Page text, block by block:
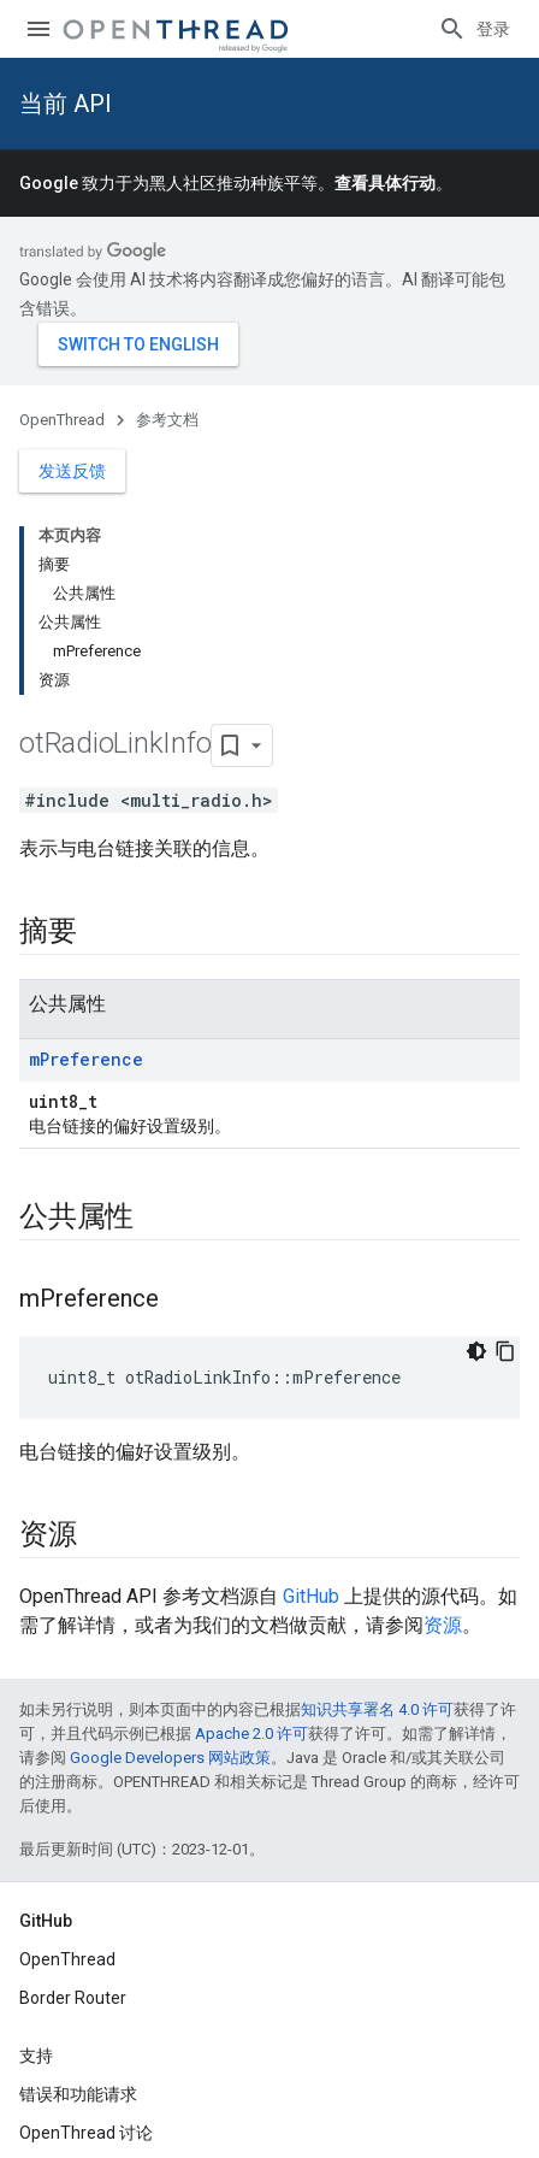
登录
当前 API
Google 致力于为黑人社区推动种族平等。 查看具体行动。
Google 会使用 AI 技术将内容翻译成您偏好的语言。AI 翻译可能包
含错误。
OpenThread 参考文档
发送反馈
本页内容
摘要
公共属性
公共属性
mPreference
资源
otRadioLinkInfo
#include <multi_radio.h>
表示与电台链接关联的信息。
摘要
公共属性
mPreference
uint8_t
电台链接的偏好设置级别。
公共属性
mPreference
uint8_t otRadioLinkInfo ::mPreference
电台链接的偏好设置级别。
资源
OpenThread API 参考文档源自 GitHub 上提供的源代码。如
需了解详情，或者为我们的文档做贡献，请参阅资源。
如未另行说明，则本页面中的内容已根据知识共享署名 4.0 许可获得了许
可，并且代码示例已根据 Apache 2.0 许可获得了许可。如需了解详情，
请参阅 Google Developers 网站政策。Java 是 Oracle 和/或其关联公司
的注册商标。OPENTHREAD 和相关标记是 Thread Group 的商标，经许可
后使用。
最后更新时间 (UTC)：2023-12-01。
GitHub
OpenThread
Border Router
支持
错误和功能请求
OpenThread 讨论